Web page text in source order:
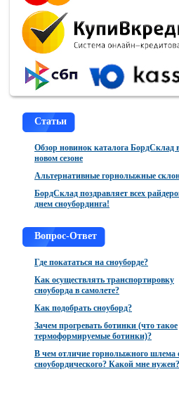
Joint
Jones
K2
Kama
KHW
Laplandic
Lensoyoo
Level
LibTech
Luckyboo
Marpetti
Maxcity
Menabo
Mia
Mitt
Nidecker
Статьи
Обзор новинок каталога БордСклад
новом сезоне
Альтернативные горнолыжные
БордСклад поздравляет всех
днем сноубординга!
Вопрос-Ответ
Где покататься на сноуборде?
Как осуществлять транспортировку
сноуборда в самолете?
Как подобрать сноуборд?
Зачем прогревать ботинки (что такое
термоформируемые ботинки)?
В чем отличие горнолыжного шлема
сноубордического? Какой мне нужен?